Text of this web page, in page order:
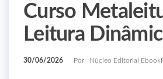
Curso
Leitura
30/06/2026 Por Núcleo Editorial